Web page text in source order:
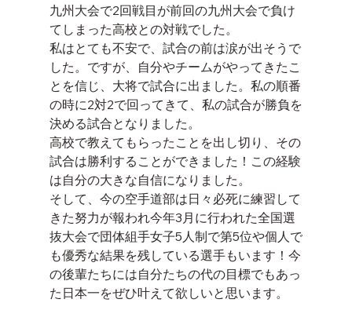
九州大会で2回戦目が前回の九州大会で負け
てしまった高校との対戦でした。
私はとても不安で、試合の前は涙が出そうで
した。ですが、自分やチームがやってきたこ
とを信じ、大将で試合に出ました。私の順番
の時に2対2で回ってきて、私の試合が勝負を
決める試合となりました。
高校で教えてもらったことを出し切り、その
試合は勝利することができました！この経験
は自分の大きな自信になりました。
そして、今の空手道部は日々必死に練習して
きた努力が報われ今年3月に行われた全国選
抜大会で団体組手女子5人制で第5位や個人で
も優秀な結果を残している選手もいます！今
の後輩たちには自分たちの代の目標でもあっ
た日本一をぜひ叶えて欲しいと思います。